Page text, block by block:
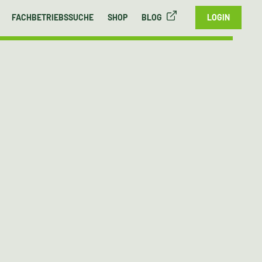
FACHBETRIEBSSUCHE SHOP BLOG LOGIN